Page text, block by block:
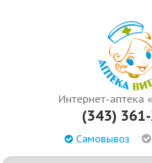
Интернет-аптека
(343)
Самовывоз